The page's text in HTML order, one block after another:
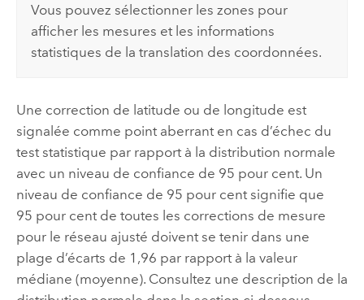
Vous pouvez sélectionner les zones pour
afficher les mesures et les informations
statistiques de la translation des coordonnées.
Une correction de latitude ou de longitude est
signalée comme point aberrant en cas d’échec du
test statistique par rapport à la distribution normale
avec un niveau de confiance de 95 pour cent. Un
niveau de confiance de 95 pour cent signifie que
95 pour cent de toutes les corrections de mesure
pour le réseau ajusté doivent se tenir dans une
plage d’écarts de 1,96 par rapport à la valeur
médiane (moyenne). Consultez une description de la